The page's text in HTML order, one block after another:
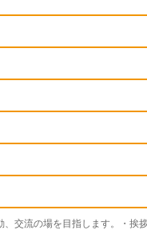
、交流の場を目指します。・挨